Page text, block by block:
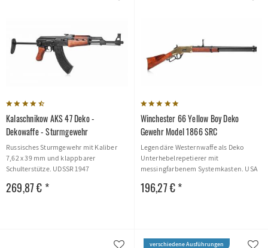
Kalaschnikow AKS 47 Deko -
Dekowaffe - Sturmgewehr
Russisches Sturmgewehr mit Kaliber
7,62 x 39 mm und klappbarer
Schulterstütze. UDSSR 1947
269,87 € *
Winchester 66 Yellow Boy Deko
Gewehr Model 1866 SRC
Legendäre Westernwaffe als Deko
Unterhebelrepetierer mit
messingfarbenem Systemkasten. USA
196,27 € *
verschiedene Ausführungen